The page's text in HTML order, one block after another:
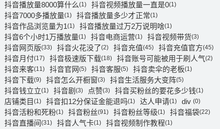
抖音播放量8000算什么(1) 抖音视频播放量一直是0(1)
抖音7000多播放量(1) 抖音播放量多少才正常(1)
抖音作品浏览量为1(1) 抖音播放量过万2万说明啥(1)
抖音6个小时1万播放量(1) 抖音电商运营(1) 抖音视频带货(3)
抖音网页版(33) 抖音火花没了(2) 抖音充值(45) 抖音充值官方(45)
抖音月付(17) 抖音极速版下载(18) 抖音账号可能被用于刷人气(2)
抖音来客(11) 抖音官网(5) 抖音客服(5) 抖音卖伞的老板(1)
抖音下载(9) 抖音怎么开橱窗(3) 抖音生活服务大变阵(5)
抖音钱立立(1) 抖音剧 (3) 点赞(3) 抖音买粉丝的要花多少钱(1)
店铺类目 (1) 抖音扣12分保证金能退吗(1) 达人申请(1) div (0)
抖音活粉和死粉(1) 抖音粉丝(91) 抖音粉丝等级(1) 抖音福袋(22)
抖音直播间(31) 抖音人气卡(1) 抖音视频制作教程(1)